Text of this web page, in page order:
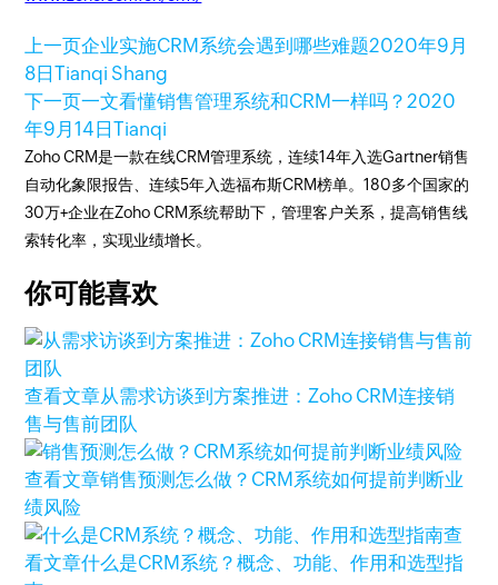
上一页企业实施CRM系统会遇到哪些难题2020年9月
8日Tianqi Shang
下一页一文看懂销售管理系统和CRM一样吗？2020
年9月14日Tianqi
Zoho CRM是一款在线CRM管理系统，连续14年入选Gartner销售
自动化象限报告、连续5年入选福布斯CRM榜单。180多个国家的
30万+企业在Zoho CRM系统帮助下，管理客户关系，提高销售线
索转化率，实现业绩增长。
你可能喜欢
查看文章从需求访谈到方案推进：Zoho CRM连接销
售与售前团队
查看文章销售预测怎么做？CRM系统如何提前判断业
绩风险
查
看文章什么是CRM系统？概念、功能、作用和选型指